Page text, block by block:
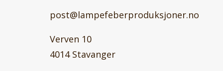
post@lampefeberproduksjoner.no
Verven 10
4014 Stavanger